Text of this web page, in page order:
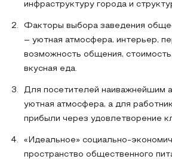
инфраструктуру города и
Факторы выбора заведения
– уютная атмосфера, интерьер,
возможность общения,
вкусная еда.
Для посетителей наиважнейшим
уютная атмосфера, а для
прибыли через удовлетворение
«Идеальное» социально-
пространство общественного